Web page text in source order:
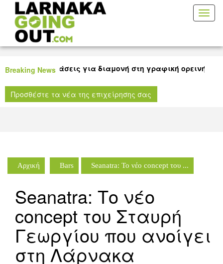
Breaking News
προτάσεις για διαμονή στη γραφική ορεινή
για όλους τους μικρούς μας φίλους στη Δημοτική
Λάρνακας!
Προσθέστε τα νέα της επιχείρησης σας
Αρχική Bars Seanatra: Το νέο concept του ...
Seanatra: Το νέο
concept του Σταυρή
Γεωργίου που ανοίγει
στη Λάρνακα